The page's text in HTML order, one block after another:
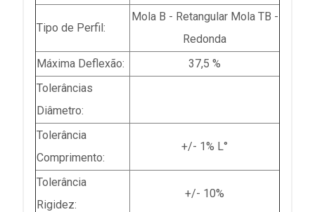
Tipo de Perfil:
Mola B - Retangular Mola TB -
Redonda
Máxima Deflexão:
37,5 %
Tolerâncias
Diâmetro:
Tolerância
Comprimento:
+/- 1% L°
Tolerância
Rigidez:
+/- 10%